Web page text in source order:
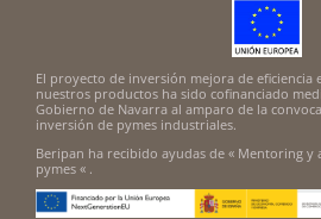
El proyecto de inversión mejora de eficiencia
nuestros productos ha sido cofinanciado
Gobierno de Navarra al amparo de la
inversión de pymes industriales.
Beripan ha recibido ayudas de « Mentoring
pymes « .